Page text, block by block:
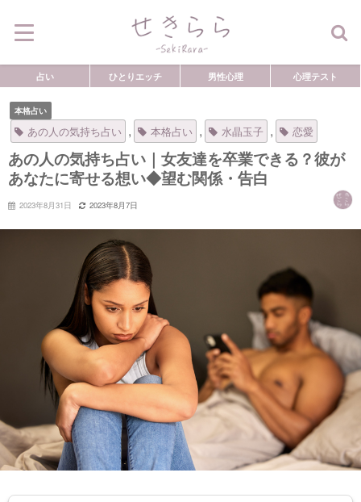
占い ひとりエッチ 男性心理 心理テスト
本格占い
あの人の気持ち占い , 本格占い , 水晶玉子 , 恋愛
あの人の気持ち占い｜女友達を卒業できる？彼が
あなたに寄せる想い◆望む関係・告白
2023年8月31日 2023年8月7日